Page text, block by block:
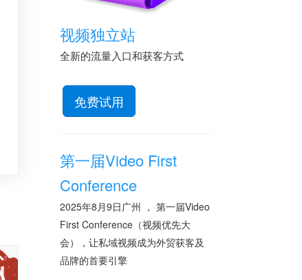
视频独立站
全新的流量入口和获客方式
免费试用
第一届Video First
Conference
2025年8月9日广州 ， 第一届Video
First Conference（视频优先大
会），让私域视频成为外贸获客及
品牌的首要引擎